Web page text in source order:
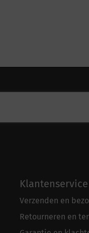
Klantenservice
Verzenden en
Retourneren en